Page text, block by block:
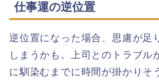
仕事運の逆位置
逆位置になった場合、思慮が足
しまうかも。上司とのトラブル
に馴染むまでに時間が掛かりそ